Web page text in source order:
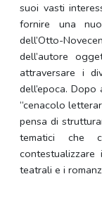
suoi vasti
fornire una
dell’Otto-
dell’autore
attraversare i
dell’epoca.
“cenacolo
pensa di
tematici che
teatrali e i